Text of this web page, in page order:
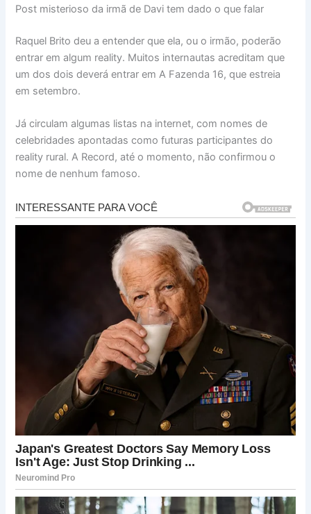
Post misterioso da irmã de Davi tem dado o que falar
Raquel Brito deu a entender que ela, ou o irmão, poderão
entrar em algum reality. Muitos internautas acreditam que
um dos dois deverá entrar em A Fazenda 16, que estreia
em setembro.
Já circulam algumas listas na internet, com nomes de
celebridades apontadas como futuras participantes do
reality rural. A Record, até o momento, não confirmou o
nome de nenhum famoso.